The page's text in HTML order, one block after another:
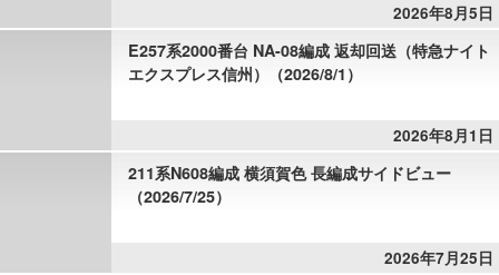
2026年8月5日
E257系2000番台 NA-08編成 返却回送（特急ナイト
エクスプレス信州）（2026/8/1）
2026年8月1日
211系N608編成 横須賀色 長編成サイドビュー
（2026/7/25）
2026年7月25日